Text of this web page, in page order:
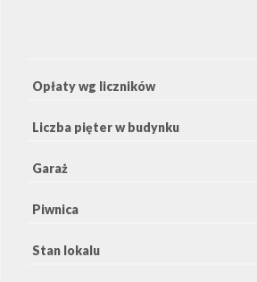
Opłaty wg liczników
Liczba pięter w budynku
Garaż
Piwnica
Stan lokalu